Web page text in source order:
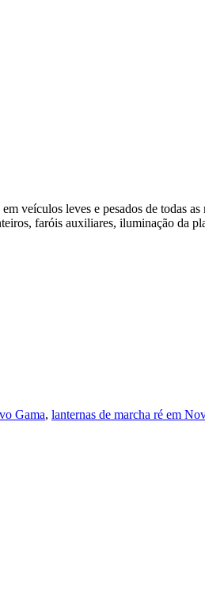
veículos leves e pesados de todas
faróis auxiliares, iluminação da
Gama, lanternas de marcha ré em